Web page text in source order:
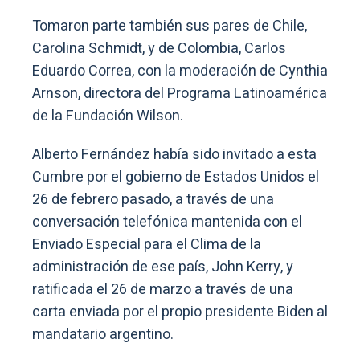
Tomaron parte también sus pares de Chile,
Carolina Schmidt, y de Colombia, Carlos
Eduardo Correa, con la moderación de Cynthia
Arnson, directora del Programa Latinoamérica
de la Fundación Wilson.
Alberto Fernández había sido invitado a esta
Cumbre por el gobierno de Estados Unidos el
26 de febrero pasado, a través de una
conversación telefónica mantenida con el
Enviado Especial para el Clima de la
administración de ese país, John Kerry, y
ratificada el 26 de marzo a través de una
carta enviada por el propio presidente Biden al
mandatario argentino.